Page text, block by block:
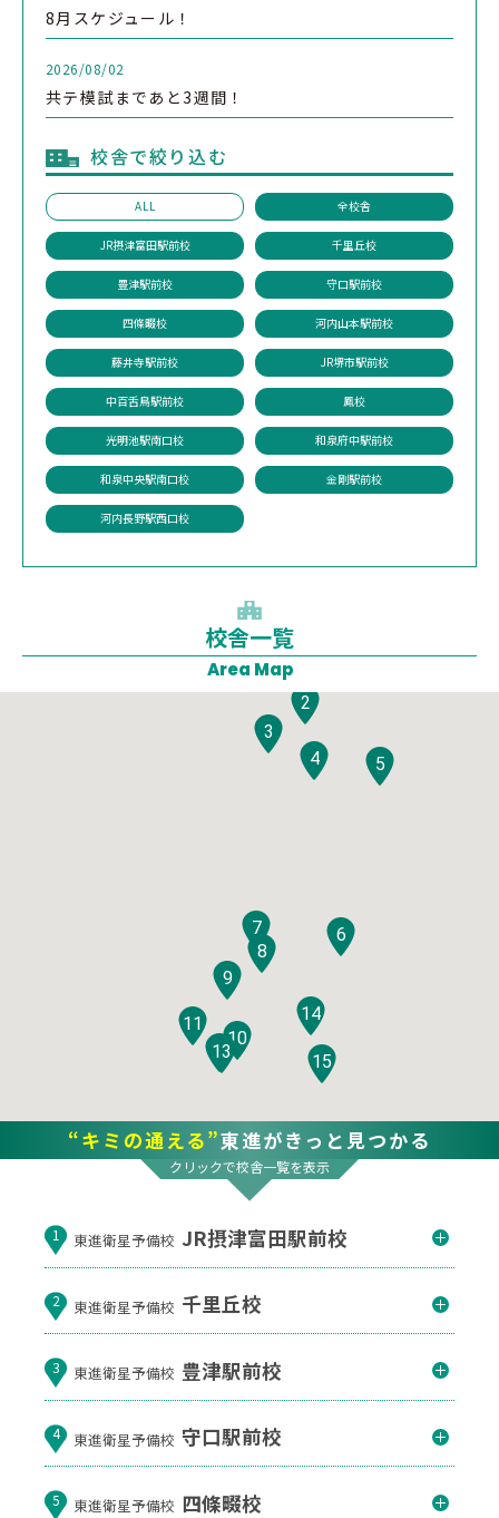
8月スケジュール！
2026/08/02
共テ模試まであと3週間！
校舎で絞り込む
ALL 全校舎
JR摂津富田駅前校 千里丘校
豊津駅前校 守口駅前校
四條畷校 河内山本駅前校
藤井寺駅前校 JR堺市駅前校
中百舌鳥駅前校 鳳校
光明池駅南口校 和泉府中駅前校
和泉中央駅南口校 金剛駅前校
河内長野駅西口校
校舎一覧
Area Map
1
2
3
4
5
6
7
8
9
10
11
12
13
14
15
“キミの通える”東進がきっと見つかる
クリックで校舎一覧を表示
1 東進衛星予備校 JR摂津富田駅前校
2 東進衛星予備校 千里丘校
3 東進衛星予備校 豊津駅前校
4 東進衛星予備校 守口駅前校
5 東進衛星予備校 四條畷校